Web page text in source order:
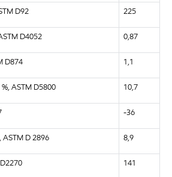
D92 225
D4052 0,87
D874 1,1
ASTM D5800 10,7
-36
ASTM D 2896 8,9
141